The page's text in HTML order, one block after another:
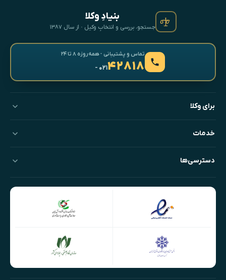
بنیادِ وکلا
جستجو، بررسی و انتخابِ وکیل · از سال ۱۳۸۷
تماس و پشتیبانی · همه‌روزه ۸ تا ۲۴
۴۲۸۱۸- ۰۲۱
برای وکلا
خدمات
دسترسی‌ها